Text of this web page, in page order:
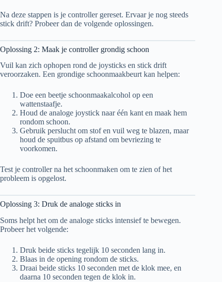
Na deze stappen is je controller gereset. Ervaar je nog steeds
stick drift? Probeer dan de volgende oplossingen.
Oplossing 2: Maak je controller grondig schoon
Vuil kan zich ophopen rond de joysticks en stick drift
veroorzaken. Een grondige schoonmaakbeurt kan helpen:
Doe een beetje schoonmaakalcohol op een
wattenstaafje.
Houd de analoge joystick naar één kant en maak hem
rondom schoon.
Gebruik perslucht om stof en vuil weg te blazen, maar
houd de spuitbus op afstand om bevriezing te
voorkomen.
Test je controller na het schoonmaken om te zien of het
probleem is opgelost.
Oplossing 3: Druk de analoge sticks in
Soms helpt het om de analoge sticks intensief te bewegen.
Probeer het volgende:
Druk beide sticks tegelijk 10 seconden lang in.
Blaas in de opening rondom de sticks.
Draai beide sticks 10 seconden met de klok mee, en
daarna 10 seconden tegen de klok in.